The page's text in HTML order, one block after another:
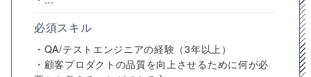
必須スキル
・QA/テストエンジニアの経験（3年以上）
・顧客プロダクトの品質を向上させるために何が必